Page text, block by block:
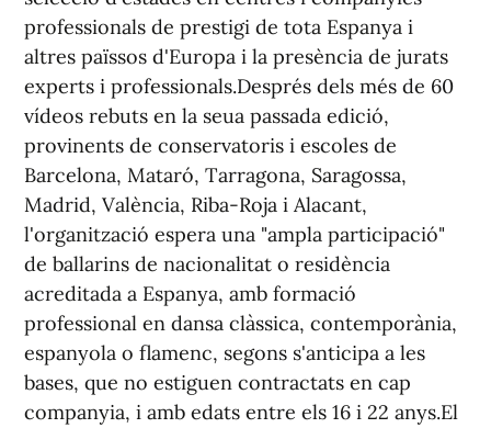
professionals de prestigi de tota Espanya i
altres païssos d'Europa i la presència de jurats
experts i professionals.Després dels més de 60
vídeos rebuts en la seua passada edició,
provinents de conservatoris i escoles de
Barcelona, Mataró, Tarragona, Saragossa,
Madrid, València, Riba-Roja i Alacant,
l'organització espera una "ampla participació"
de ballarins de nacionalitat o residència
acreditada a Espanya, amb formació
professional en dansa clàssica, contemporània,
espanyola o flamenc, segons s'anticipa a les
bases, que no estiguen contractats en cap
companyia, i amb edats entre els 16 i 22 anys.El